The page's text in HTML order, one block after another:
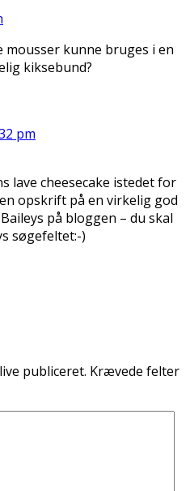
mousser kunne bruges i en
kiksebund?
pm
lave cheesecake istedet for
opskrift på en virkelig god
på bloggen – du skal
søgefeltet:-)
publiceret. Krævede felter